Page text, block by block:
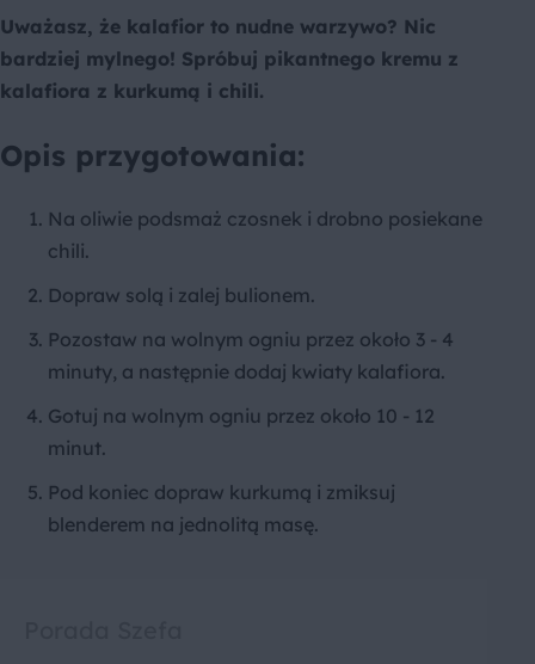
Uważasz, że kalafior to nudne warzywo? Nic
bardziej mylnego! Spróbuj pikantnego kremu z
kalafiora z kurkumą i chili.
Opis przygotowania:
Na oliwie podsmaż czosnek i drobno posiekane
chili.
Dopraw solą i zalej bulionem.
Pozostaw na wolnym ogniu przez około 3 - 4
minuty, a następnie dodaj kwiaty kalafiora.
Gotuj na wolnym ogniu przez około 10 - 12
minut.
Pod koniec dopraw kurkumą i zmiksuj
blenderem na jednolitą masę.